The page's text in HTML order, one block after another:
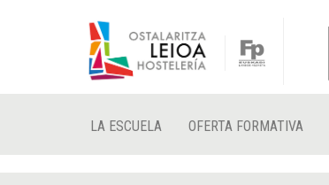
LA ESCUELA OFERTA FORMATIVA